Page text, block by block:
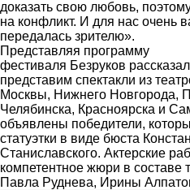
доказать свою любовь,
на конфликт. И для нас очень
передалась зрителю».
Представляя программу
фестиваля Безруков
представим спектакли из
Москвы, Нижнего Новгорода,
Челябинска, Красноярска и
объявлены победители,
статуэтки в виде бюста
Станиславского. Актерские
компетентное жюри в составе
Павла Руднева, Ирины